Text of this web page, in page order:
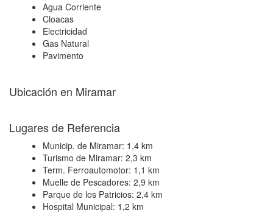
Agua Corriente
Cloacas
Electricidad
Gas Natural
Pavimento
Ubicación en Miramar
−
Lugares de Referencia
Municip. de Miramar: 1,4 km
Turismo de Miramar: 2,3 km
Term. Ferroautomotor: 1,1 km
Muelle de Pescadores: 2,9 km
Parque de los Patricios: 2,4 km
Hospital Municipal: 1,2 km